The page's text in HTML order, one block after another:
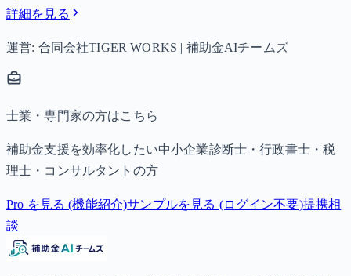
詳細を見る
運営: 合同会社TIGER WORKS | 補助金AIチームズ
士業・専門家の方はこちら
補助金支援を効率化したい中小企業診断士・行政書士・税
理士・コンサルタントの方
Pro を見る (機能紹介)サンプルを見る (ログイン不要)提携相
談